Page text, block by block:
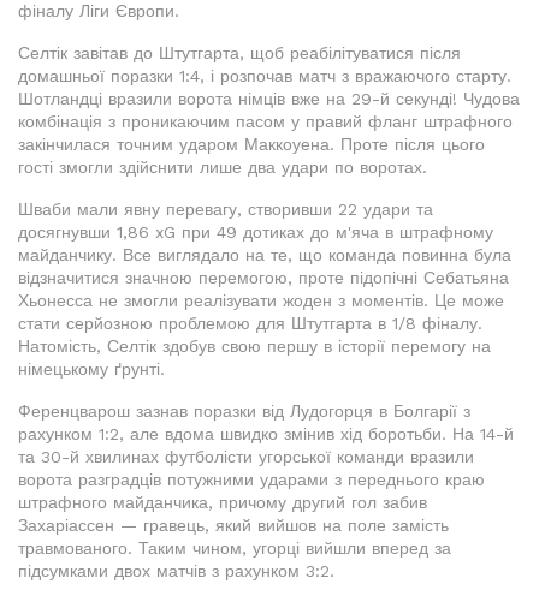
фіналу Ліги Європи.
Селтік завітав до Штутгарта, щоб реабілітуватися після
домашньої поразки 1:4, і розпочав матч з вражаючого старту.
Шотландці вразили ворота німців вже на 29-й секунді! Чудова
комбінація з проникаючим пасом у правий фланг штрафного
закінчилася точним ударом Маккоуена. Проте після цього
гості змогли здійснити лише два удари по воротах.
Шваби мали явну перевагу, створивши 22 удари та
досягнувши 1,86 xG при 49 дотиках до м'яча в штрафному
майданчику. Все виглядало на те, що команда повинна була
відзначитися значною перемогою, проте підопічні Себатьяна
Хьонесса не змогли реалізувати жоден з моментів. Це може
стати серйозною проблемою для Штутгарта в 1/8 фіналу.
Натомість, Селтік здобув свою першу в історії перемогу на
німецькому ґрунті.
Ференцварош зазнав поразки від Лудогорця в Болгарії з
рахунком 1:2, але вдома швидко змінив хід боротьби. На 14-й
та 30-й хвилинах футболісти угорської команди вразили
ворота разградців потужними ударами з переднього краю
штрафного майданчика, причому другий гол забив
Захаріассен — гравець, який вийшов на поле замість
травмованого. Таким чином, угорці вийшли вперед за
підсумками двох матчів з рахунком 3:2.